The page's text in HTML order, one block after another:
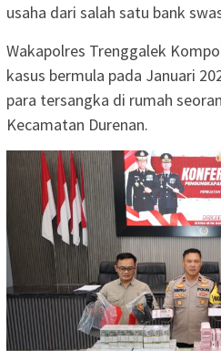
usaha dari salah satu bank
Wakapolres Trenggalek
kasus bermula pada Januari
para tersangka di rumah
Kecamatan Durenan.